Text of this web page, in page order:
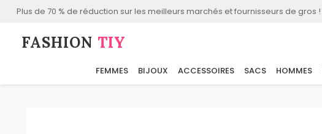
Plus de 70 % de réduction sur les meilleurs marchés et fournisseurs de gros !
FASHION⁠ TIY
FEMMES BIJOUX ACCESSOIRES SACS HOMMES